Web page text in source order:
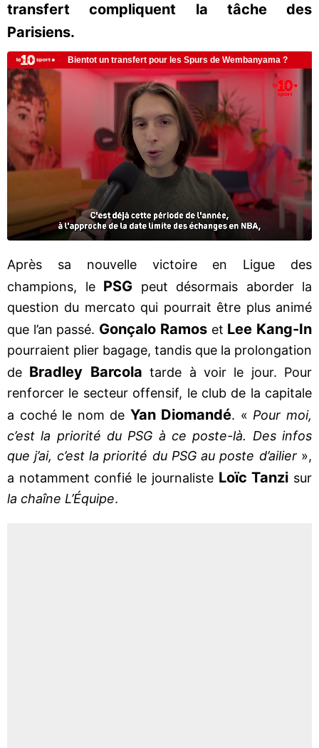
transfert compliquent la tâche des
Parisiens.
Après sa nouvelle victoire en Ligue des
champions, le PSG
peut désormais aborder la
question du mercato qui pourrait être plus animé
que l’an passé. Gonçalo Ramoset Lee Kang-In
pourraient plier bagage, tandis que la prolongation
de Bradley Barcola tarde à voir le jour. Pour
renforcer le secteur offensif, le club de la capitale
a coché le nom de Yan Diomandé. « Pour moi,
c’est la priorité du PSG à ce poste-là. Des infos
que j’ai, c’est la priorité du PSG au poste d’ailier»,
a notamment confié le journaliste Loïc Tanzi sur
la chaîne L’Équipe.